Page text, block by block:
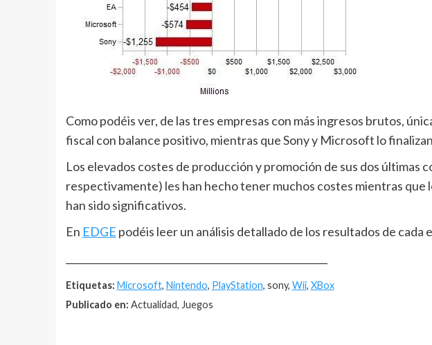
Como podéis ver, de las tres empresas con más ingresos brutos,
fiscal con balance positivo, mientras que Sony y Microsoft lo
Los elevados costes de producción y promoción de sus dos últimas
respectivamente) les han hecho tener muchos costes mientras que
han sido significativos.
En EDGE podéis leer un análisis detallado de los resultados de cada
Etiquetas: Microsoft, Nintendo, PlayStation, sony, Wii, XBox
Publicado en: Actualidad, Juegos